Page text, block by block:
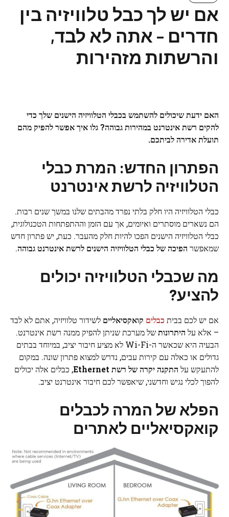
אם יש לך כבל טלוויזיה בין
חדרים – אתה לא לבד,
והרשתות מזהירות
האם ידעת שיכולים להשתמש בכבלי הטלוויזיה הישנים שלך כדי
להקים רשת אינטרנט במהירות גבוהה? גלו איך אפשר להפיק מהם
תועלת אדירה לביתכם.
הפתרון החדש: המרת כבלי
הטלוויזיה לרשת אינטרנט
כבלי הטלוויזיה היו חלק בלתי נפרד מהבתים שלנו במשך שנים רבות.
הם נשארים מוסתרים ואיומים, אך עם הזמן וההתפתחות הטכנולוגית,
כבלי הטלוויזיה הישנים הפכו להיות חלק מהעבר. כעת, יש פתרון חדש
שמאפשר הפיכה של כבלי הטלוויזיה הישנים לרשת אינטרנט גבוהה.
מה שכבלי הטלוויזיה יכולים
להציע?
אם יש לכם בבית כבלים קואקסיאליים לשידור טלוויזיה, אתם לא לבד
– אלא על היתרונותשל מערכת שניתן להפיק ממנה רשת אינטרנט.
הבעיה היא שכאשר ה-Wi-Fi לא מציע חיבור יציב, במיוחד בבתים
גדולים או כאלה עם קירות עבים, נדרש למצוא פתרון שונה. במקום
להתעקש על התקנה יקרה של רשת Ethernet
, כבלים אלה יכולים
להפוך לכלי נגיש וחדשני, שיאפשר לכם חיבור אינטרנט יציב.
הפלא של המרה לכבלים
קואקסיאליים לאתרים